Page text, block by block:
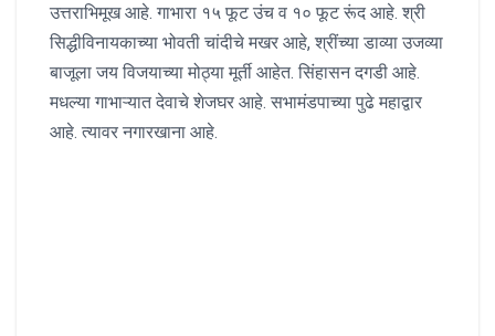
उत्तराभिमूख आहे. गाभारा १५ फूट उंच व १० फूट रूंद आहे. श्री
सिद्धीविनायकाच्या भोवती चांदीचे मखर आहे, श्रींच्या डाव्या उजव्या
बाजूला जय विजयाच्या मोठ्या मूर्ती आहेत. सिंहासन दगडी आहे.
मधल्या गाभाऱ्यात देवाचे शेजघर आहे. सभामंडपाच्या पुढे महाद्वार
आहे. त्यावर नगारखाना आहे.